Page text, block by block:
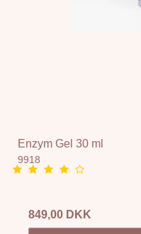
Enzym Gel 30 ml
9918
849,00 DKK